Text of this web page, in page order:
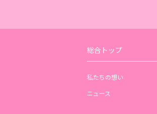
総合トップ
私たちの想い
ニュース